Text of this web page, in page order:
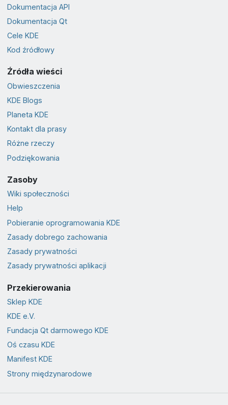
Dokumentacja API
Dokumentacja Qt
Cele KDE
Kod źródłowy
Źródła wieści
Obwieszczenia
KDE Blogs
Planeta KDE
Kontakt dla prasy
Różne rzeczy
Podziękowania
Zasoby
Wiki społeczności
Help
Pobieranie oprogramowania KDE
Zasady dobrego zachowania
Zasady prywatności
Zasady prywatności aplikacji
Przekierowania
Sklep KDE
KDE e.V.
Fundacja Qt darmowego KDE
Oś czasu KDE
Manifest KDE
Strony międzynarodowe